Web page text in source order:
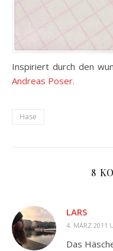
Inspiriert durch den
Andreas Poser.
Hase
8
LARS
4. MÄRZ 2011
Das